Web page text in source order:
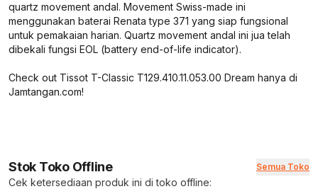
quartz movement andal. Movement Swiss-made ini
menggunakan baterai Renata type 371 yang siap fungsional
untuk pemakaian harian. Quartz movement andal ini jua telah
dibekali fungsi EOL (battery end-of-life indicator).
Check out Tissot T-Classic T129.410.11.053.00 Dream hanya di
Jamtangan.com!
Stok Toko Offline Semua Toko
Cek ketersediaan produk ini di toko offline: